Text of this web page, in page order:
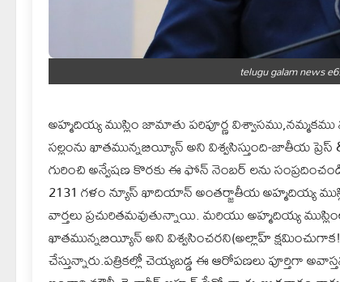
telugu galam news
అహ్మదియ్య ముస్లిం జామాతు పరిపూర్ణ
సల్లంను ఖాతమున్నబియ్యీన్ అని విశ్వసిస్తుంది-జాతీయ
గురించి అన్వేషణ కొరకు ఈ ఫోన్ నెంబర్ లను
2131 గళం న్యూస్ ఖాదియాన్ అంతర్జాతీయ అహ్మదియ్య
వార్తలు ప్రచురితమవుతున్నాయి. మరియు అహ్మదియ్య
ఖాతమున్నబియ్యీన్ అని విశ్వసించరని(అల్లాహ్
చేస్తున్నారు.పత్రికల్లో చెయ్యబడ్డ ఈ ఆరోపణలు